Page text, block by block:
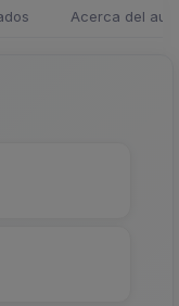
Acerca del